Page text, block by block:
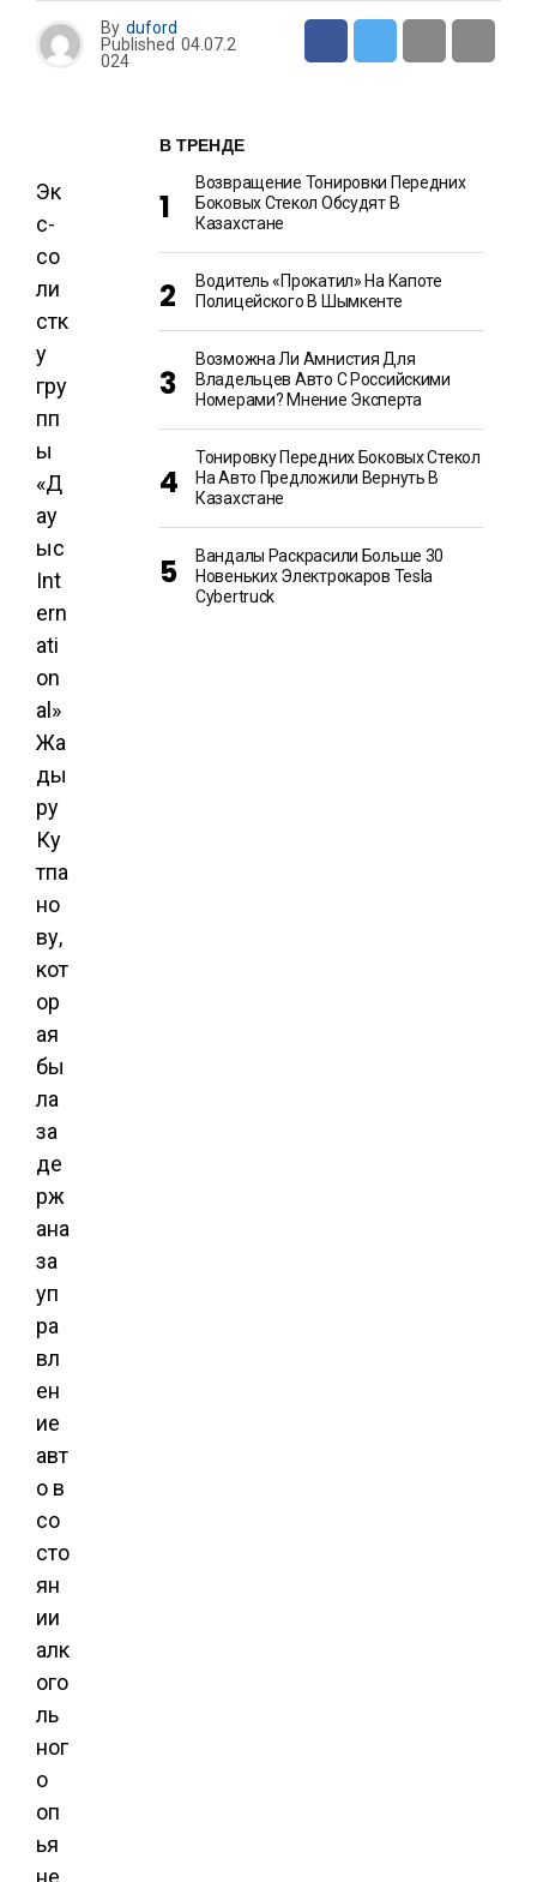
By duford
Published 04.07.2
024
Эк
с-
со
ли
стк
у
гру
пп
ы
«Д
ау
ыс
Int
ern
ati
on
al»
Жа
ды
ру
Ку
тпа
но
ву,
кот
ор
ая
бы
ла
за
де
рж
ана
за
уп
ра
вл
ен
ие
авт
о в
со
сто
ян
ии
алк
ого
ль
ног
о
оп
ья
не
В ТРЕНДЕ
Возвращение Тонировки Передних
Боковых Стекол Обсудят В
Казахстане
Водитель «прокатил» На Капоте
Полицейского В Шымкенте
Возможна Ли Амнистия Для
Владельцев Авто С Российскими
Номерами? Мнение Эксперта
Тонировку Передних Боковых Стекол
На Авто Предложили Вернуть В
Казахстане
Вандалы Раскрасили Больше 30
Новеньких Электрокаров Tesla
Cybertruck